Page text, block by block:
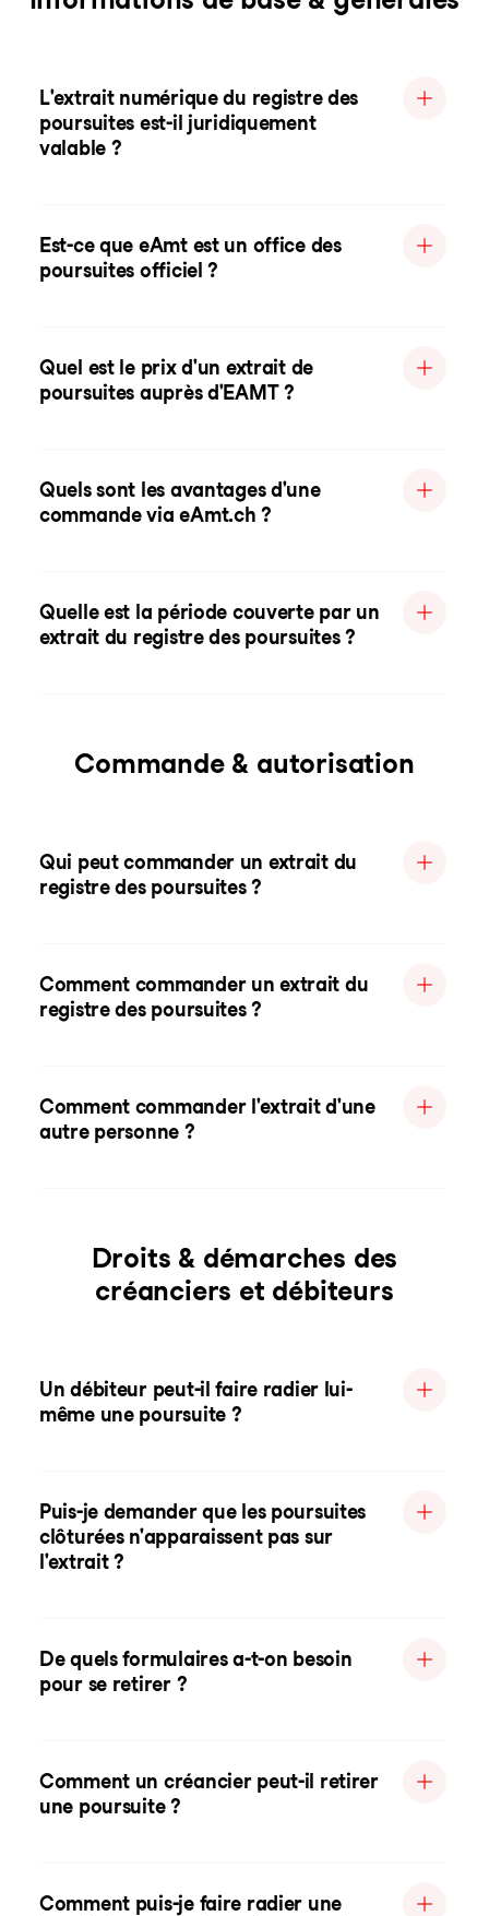
L'extrait numérique du registre des
poursuites est-il juridiquement
valable ?
Est-ce que eAmt est un office des
poursuites officiel ?
Quel est le prix d'un extrait de
poursuites auprès d'EAMT ?
Quels sont les avantages d'une
commande via eAmt.ch ?
Quelle est la période couverte par un
extrait du registre des poursuites ?
Commande & autorisation
Qui peut commander un extrait du
registre des poursuites ?
Comment commander un extrait du
registre des poursuites ?
Comment commander l'extrait d'une
autre personne ?
Droits & démarches des
créanciers et débiteurs
Un débiteur peut-il faire radier lui-
même une poursuite ?
Puis-je demander que les poursuites
clôturées n'apparaissent pas sur
l'extrait ?
De quels formulaires a-t-on besoin
pour se retirer ?
Comment un créancier peut-il retirer
une poursuite ?
Comment puis-je faire radier une